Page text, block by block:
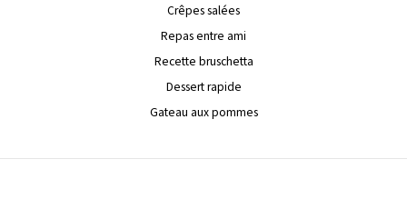
Crêpes salées
Repas entre ami
Recette bruschetta
Dessert rapide
Gateau aux pommes